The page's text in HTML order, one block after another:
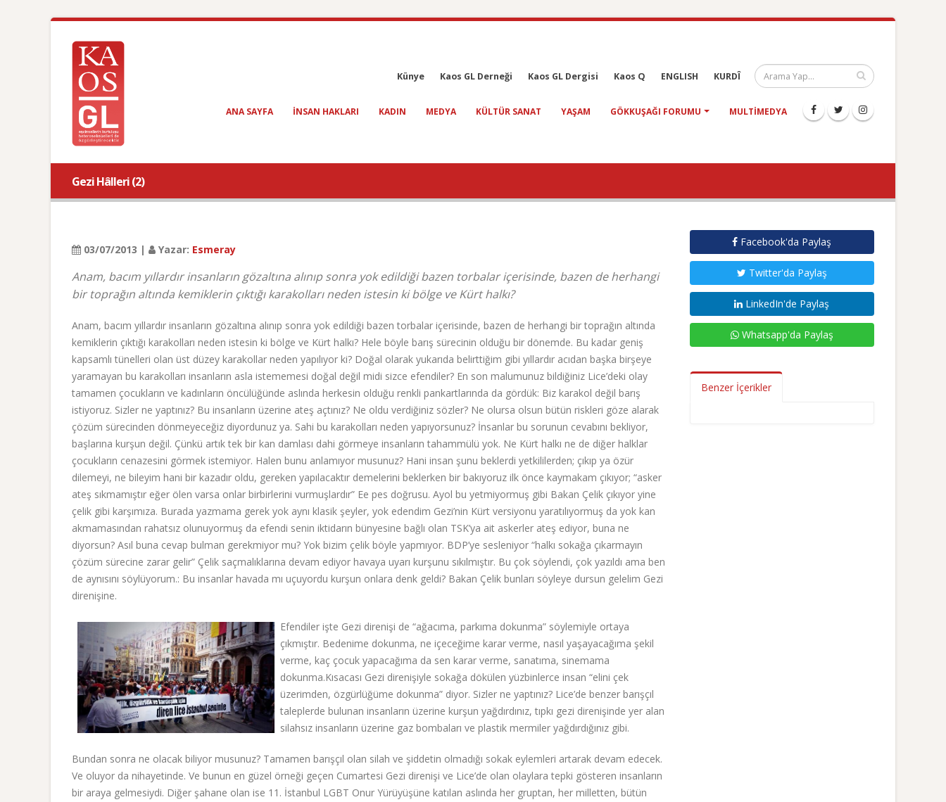
Künye Kaos GL Derneği Kaos GL Dergisi Kaos Q ENGLISH KURDÎ
ANA SAYFA INSAN HAKLARI KADIN MEDYA KÜLTÜR SANAT YAŞAM GÖKKUŞAĞI FORUMU MULTIMEDYA
Gezi Hâlleri (2)
03/07/2013 | Yazar: Esmeray
Anam, bacım yıllardır insanların gözaltına alınıp sonra yok edildiği bazen torbalar içerisinde, bazen de herhangi
bir toprağın altında kemiklerin çıktığı karakolları neden istesin ki bölge ve Kürt halkı?
Anam, bacım yıllardır insanların gözaltına alınıp sonra yok edildiği bazen torbalar içerisinde, bazen de herhangi bir toprağın altında
kemiklerin çıktığı karakolları neden istesin ki bölge ve Kürt halkı? Hele böyle barış sürecinin olduğu bir dönemde. Bu kadar geniş
kapsamlı tünelleri olan üst düzey karakollar neden yapılıyor ki? Doğal olarak yukarıda belirttiğim gibi yıllardır acıdan başka birşeye
yaramayan bu karakolları insanların asla istememesi doğal değil midi sizce efendiler? En son malumunuz bildiğiniz Lice’deki olay
tamamen çocukların ve kadınların öncülüğünde aslında herkesin olduğu renkli pankartlarında da gördük: Biz karakol değil barış
istiyoruz. Sizler ne yaptınız? Bu insanların üzerine ateş açtınız? Ne oldu verdiğiniz sözler? Ne olursa olsun bütün riskleri göze alarak
çözüm sürecinden dönmeyeceğiz diyordunuz ya. Sahi bu karakolları neden yapıyorsunuz? İnsanlar bu sorunun cevabını bekliyor,
başlarına kurşun değil. Çünkü artık tek bir kan damlası dahi görmeye insanların tahammülü yok. Ne Kürt halkı ne de diğer halklar
çocukların cenazesini görmek istemiyor. Halen bunu anlamıyor musunuz? Hani insan şunu beklerdi yetkililerden; çıkıp ya özür
dilemeyi, ne bileyim hani bir kazadır oldu, gereken yapılacaktır demelerini beklerken bir bakıyoruz ilk önce kaymakam çıkıyor; “asker
ateş sıkmamıştır eğer ölen varsa onlar birbirlerini vurmuşlardır” Ee pes doğrusu. Ayol bu yetmiyormuş gibi Bakan Çelik çıkıyor yine
çelik gibi karşımıza. Burada yazmama gerek yok aynı klasik şeyler, yok edendim Gezi’nin Kürt versiyonu yaratılıyormuş da yok kan
akmamasından rahatsız olunuyormuş da efendi senin iktidarın bünyesine bağlı olan TSK’ya ait askerler ateş ediyor, buna ne
diyorsun? Asıl buna cevap bulman gerekmiyor mu? Yok bizim çelik böyle yapmıyor. BDP’ye sesleniyor “halkı sokağa çıkarmayın
çözüm sürecine zarar gelir” Çelik saçmalıklarına devam ediyor havaya uyarı kurşunu sıkılmıştır. Bu çok söylendi, çok yazıldı ama ben
de aynısını söylüyorum.: Bu insanlar havada mı uçuyordu kurşun onlara denk geldi? Bakan Çelik bunları söyleye dursun gelelim Gezi
direnişine.
Efendiler işte Gezi direnişi de “ağacıma, parkıma dokunma” söylemiyle ortaya
çıkmıştır. Bedenime dokunma, ne içeceğime karar verme, nasıl yaşayacağıma şekil
verme, kaç çocuk yapacağıma da sen karar verme, sanatıma, sinemama
dokunma.Kısacası Gezi direnişiyle sokağa dökülen yüzbinlerce insan “elini çek
üzerimden, özgürlüğüme dokunma” diyor. Sizler ne yaptınız? Lice’de benzer barışçıl
taleplerde bulunan insanların üzerine kurşun yağdırdınız, tıpkı gezi direnişinde yer alan
silahsız insanların üzerine gaz bombaları ve plastik mermiler yağdırdığınız gibi.
Bundan sonra ne olacak biliyor musunuz? Tamamen barışçıl olan silah ve şiddetin olmadığı sokak eylemleri artarak devam edecek.
Ve oluyor da nihayetinde. Ve bunun en güzel örneği geçen Cumartesi Gezi direnişi ve Lice’de olan olaylara tepki gösteren insanların
bir araya gelmesiydi. Diğer şahane olan ise 11. İstanbul LGBT Onur Yürüyüşüne katılan aslında her gruptan, her milletten, bütün
Facebook'da Paylaş
Twitter'da Paylaş
LinkedIn'de Paylaş
Whatsapp'da Paylaş
Benzer İçerikler